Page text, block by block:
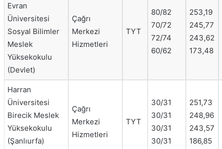
Evran
Üniversitesi
Sosyal Bilimler
Meslek
Yüksekokulu
(Devlet)
Çağrı
Merkezi
Hizmetleri
TYT
80/82
70/72
72/74
60/62
253,19
245,77
243,62
173,48
Harran
Üniversitesi
Birecik Meslek
Yüksekokulu
(Şanlıurfa)
Çağrı
Merkezi
Hizmetleri
TYT
30/31
30/31
30/31
30/31
251,73
248,96
243,57
186,85